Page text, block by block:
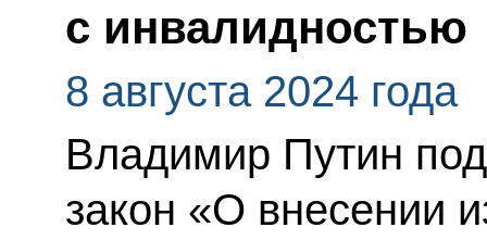
с инвалидностью
8 августа 2024 года
Владимир Путин
закон «О внесении